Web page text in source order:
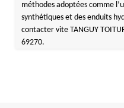
méthodes adoptées comme
synthétiques et des enduits
contacter vite TANGUY
69270.